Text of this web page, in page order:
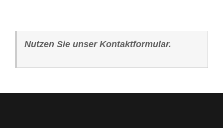
Nutzen Sie unser Kontaktformular.